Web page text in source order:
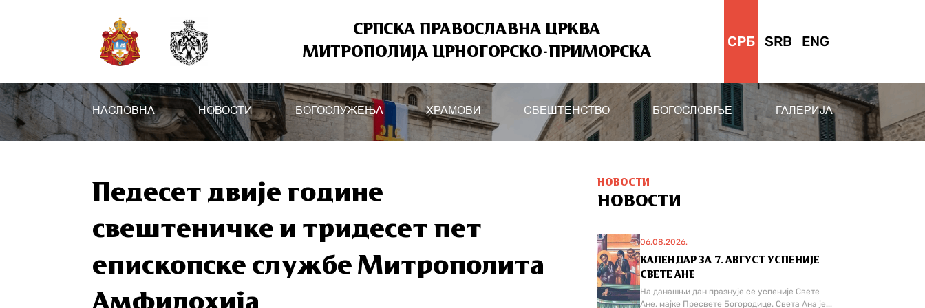
СРПСКА ПРАВОСЛАВНА ЦРКВА
МИТРОПОЛИЈА ЦРНОГОРСКО-ПРИМОРСКА
СРБ SRB ENG
НАСЛОВНА НОВОСТИ БОГОСЛУЖЕЊА ХРАМОВИ СВЕШТЕНСТВО БОГОСЛОВЉЕ ГАЛЕРИЈА
Педесет двије године
свештеничке и тридесет пет
епископске службе Митрополита
Амфилохија
НОВОСТИ
НОВОСТИ
06.08.2026.
КАЛЕНДАР ЗА 7. АВГУСТ УСПЕНИЈЕ
СВЕТЕ АНЕ
На данашњи дан празнује се успеније Свете
Ане, мајке Пресвете Богородице. Света Ана је...